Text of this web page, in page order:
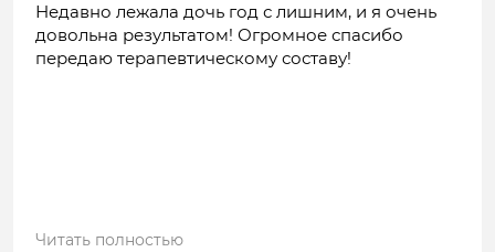
Недавно лежала дочь год с лишним, и я очень
довольна результатом! Огромное спасибо
передаю терапевтическому составу!
Читать полностью